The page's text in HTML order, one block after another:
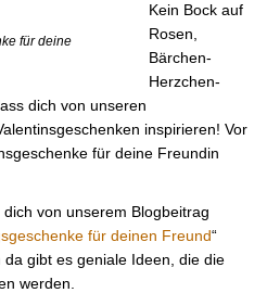
für deine
Kein Bock auf
Rosen,
Bärchen-
Herzchen-
dich von unseren
inspirieren! Vor
für deine Freundin
von unserem Blogbeitrag
für deinen Freund“
gibt es geniale Ideen, die die
werden.